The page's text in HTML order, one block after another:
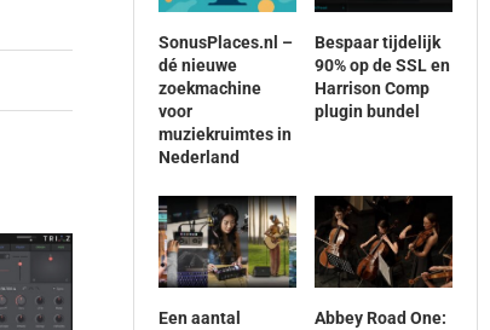
SonusPlaces.nl –
dé nieuwe
zoekmachine
voor
muziekruimtes in
Nederland
Bespaar tijdelijk
90% op de SSL en
Harrison Comp
plugin bundel
Een aantal
Abbey Road One: